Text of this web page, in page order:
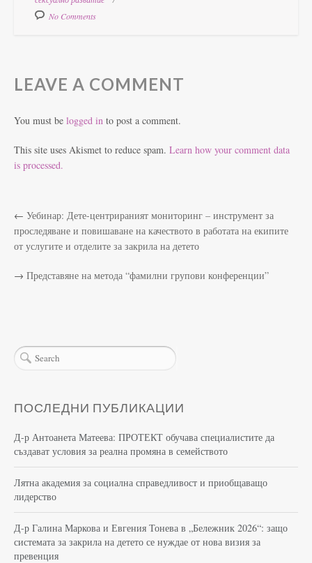
No Comments
LEAVE A COMMENT
You must be logged in to post a comment.
This site uses Akismet to reduce spam. Learn how your comment data
is processed.
← Уебинар: Дете-центрираният мониторинг – инструмент за
проследяване и повишаване на качеството в работата на екипите
от услугите и отделите за закрила на детето
→ Представяне на метода “фамилни групови конференции”
ПОСЛЕДНИ ПУБЛИКАЦИИ
Д-р Антоанета Матеева: ПРОТЕКТ обучава специалистите да
създават условия за реална промяна в семейството
Лятна академия за социална справедливост и приобщаващо
лидерство
Д-р Галина Маркова и Евгения Тонева в „Бележник 2026“: защо
системата за закрила на детето се нуждае от нова визия за
превенция